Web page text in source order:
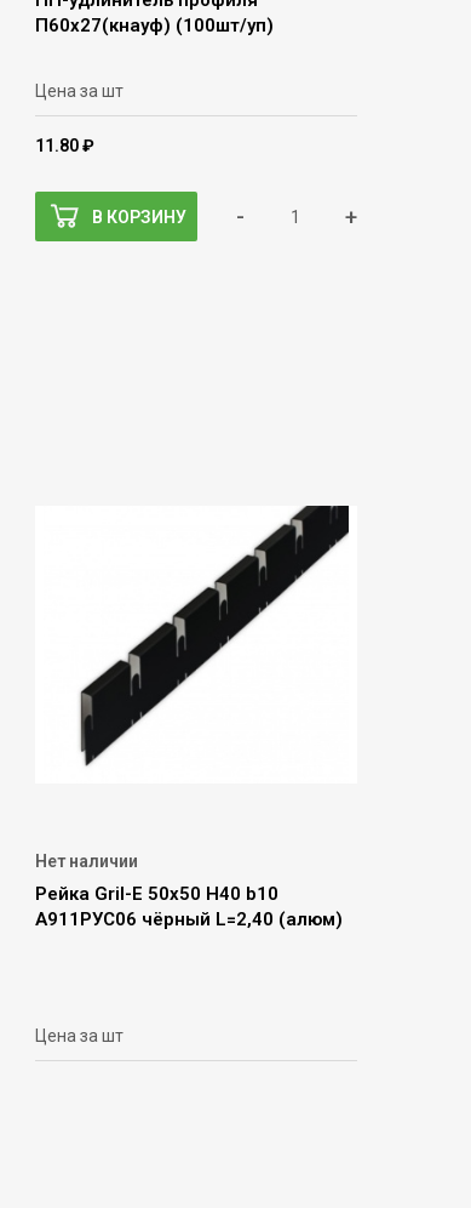
П60х27(кнауф) (100шт/уп)
Цена за шт
11.80 ₽
В КОРЗИНУ - +
Нет наличии
Рейка Gril-E 50х50 H40 b10
А911РУС06 чёрный L=2,40 (алюм)
Цена за шт